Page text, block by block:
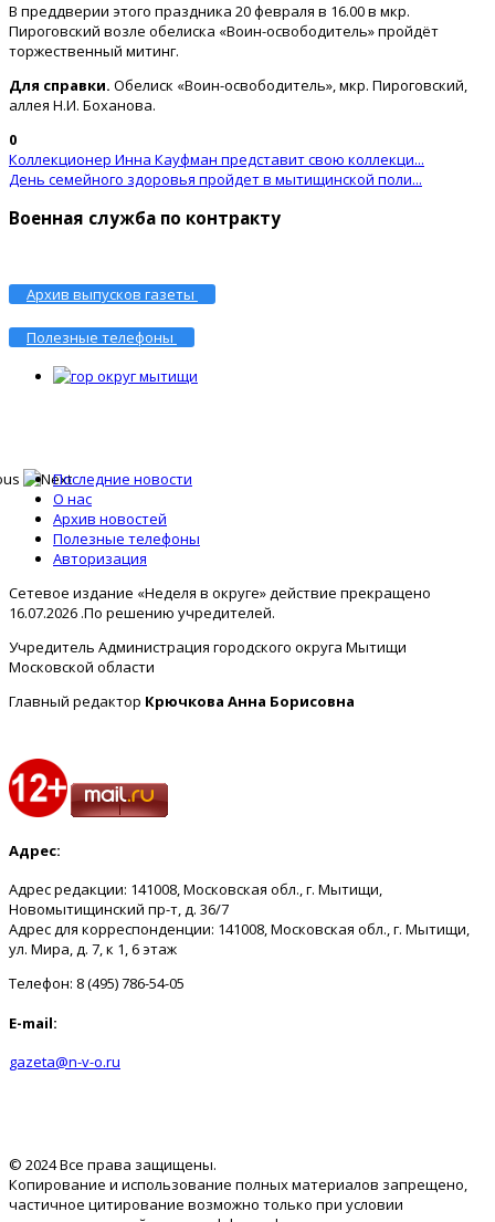
В преддверии этого праздника 20 февраля в 16.00 в мкр.
Пироговский возле обелиска «Воин-освободитель» пройдёт
торжественный митинг.
Для справки. Обелиск «Воин-освободитель», мкр. Пироговский,
аллея Н.И. Боханова.
0
Коллекционер Инна Кауфман представит свою коллекци...
День семейного здоровья пройдет в мытищинской поли...
Военная служба по контракту
Архив выпусков газеты
Полезные телефоны
Последние новости
О нас
Архив новостей
Полезные телефоны
Авторизация
Сетевое издание «Неделя в округе» действие прекращено
16.07.2026 .По решению учредителей.
Учредитель Администрация городского округа Мытищи
Московской области
Главный редактор Крючкова Анна Борисовна
Адрес:
Адрес редакции: 141008, Московская обл., г. Мытищи,
Новомытищинский пр-т, д. 36/7
Адрес для корреспонденции: 141008, Московская обл., г. Мытищи,
ул. Мира, д. 7, к 1, 6 этаж
Телефон: 8 (495) 786-54-05
E-mail:
gazeta@n-v-o.ru
© 2024 Все права защищены.
Копирование и использование полных материалов запрещено,
частичное цитирование возможно только при условии